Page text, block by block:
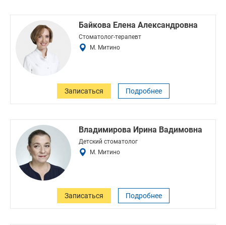
Байкова Елена Александровна
Стоматолог-терапевт
М. Митино
Записаться Подробнее
Владимирова Ирина Вадимовна
Детский стоматолог
М. Митино
Записаться Подробнее
зубов
Отбеливание
зубов
Лечение
десен
Протезирование
прикуса
Коронки